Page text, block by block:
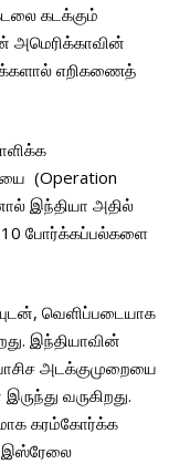
கடக்கும்
அமெரிக்காவின்
எறிகணைத்
(Operation
இந்தியா அதில்
10 போர்க்கப்பல்களை
வெளிப்படையாக
இந்தியாவின்
அடக்குமுறையை
வருகிறது.
கரம்கோர்க்க
இஸ்ரேலை